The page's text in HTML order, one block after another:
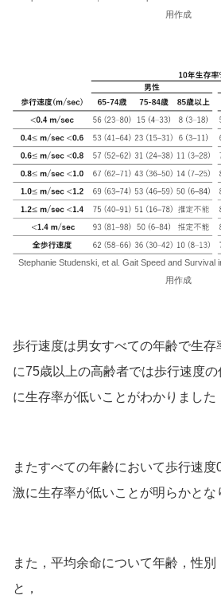
用作成
Stephanie Studenski, et al. Gait Speed and Survival
用作成
歩行速度は男女すべての年齢で生存
に75歳以上の高齢者では歩行速度
に生存率が低いことがわかりました
またすべての年齢において歩行速度
激に生存率が低いことが明らかとな
また，平均余命について年齢，性
と，